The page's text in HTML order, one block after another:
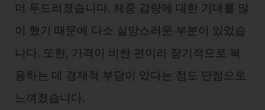
더 두드러졌습니다. 체중 감량에 대한 기대를 많
이 했기 때문에 다소 실망스러운 부분이 있었습
니다. 또한, 가격이 비싼 편이라 장기적으로 복
용하는 데 경제적 부담이 있다는 점도 단점으로
느껴졌습니다.